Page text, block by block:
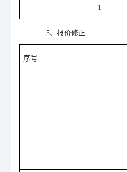
1
5、报价修正
序号